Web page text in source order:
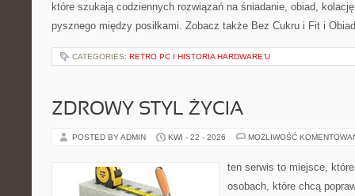
które szukają codziennych rozwiązań na śniadanie, obiad,
pysznego między posiłkami. Zobacz także Bez Cukru i Fit i
CATEGORIES: RETRO PC I HISTORIA HARDWARE’U
ZDROWY STYL ŻYCIA
POSTED BY ADMIN KWI - 22 - 2026 MOŻLIWOŚĆ
ten serwis to miejsce,
osobach, które chcą